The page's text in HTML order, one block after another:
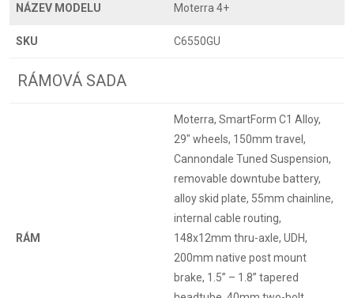
NÁZEV MODELU Moterra 4+
SKU C6550GU
RÁMOVÁ SADA
RÁM
Moterra, SmartForm C1 Alloy,
29" wheels, 150mm travel,
Cannondale Tuned Suspension,
removable downtube battery,
alloy skid plate, 55mm chainline,
internal cable routing,
148x12mm thru-axle, UDH,
200mm native post mount
brake, 1.5” – 1.8” tapered